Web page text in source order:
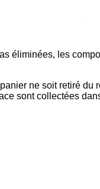
éliminées, les
ne soit retiré du
sont collectées